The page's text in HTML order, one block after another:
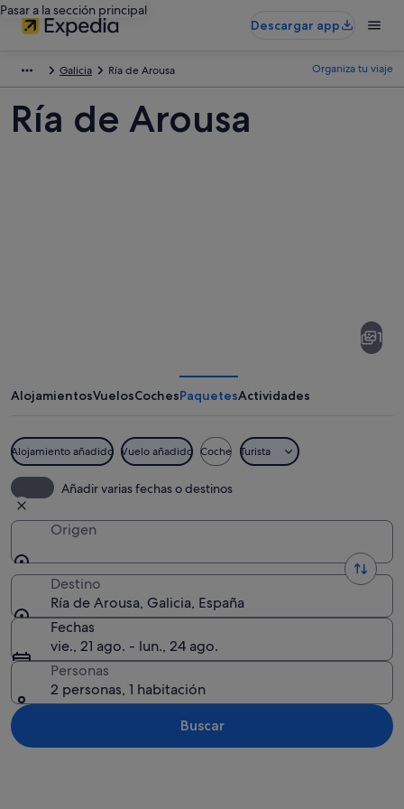
Pasar a la sección principal
Descargar app
Galicia Ría de Arousa Organiza tu viaje
Ría de Arousa
1
AlojamientosVuelosCochesPaquetesActividades
Alojamiento añadido Vuelo añadido Coche Turista
Añadir varias fechas o destinos
Origen
Destino
Ría de Arousa, Galicia, España
Fechas
vie., 21 ago. - lun., 24 ago.
Personas
2 personas, 1 habitación
Buscar